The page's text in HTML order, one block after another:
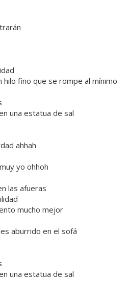
fino que se rompe al mínimo
una estatua de sal
ahhah
yo ohhoh
las afueras
mucho mejor
aburrido en el sofá
una estatua de sal